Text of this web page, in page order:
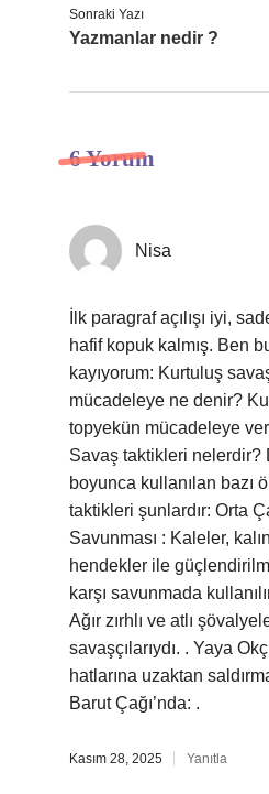
Sonraki Yazı
Yazmanlar nedir ?
6 Yorum
Nisa
İlk paragraf açılışı iyi,
hafif kopuk kalmış. Ben
kayıyorum: Kurtuluş
mücadeleye ne denir?
topyekün mücadeleye
Savaş taktikleri nelerdir?
boyunca kullanılan bazı
taktikleri şunlardır: Orta
Savunması : Kaleler,
hendekler ile
karşı savunmada
Ağır zırhlı ve atlı
savaşçılarıydı. . Yaya
hatlarına uzaktan
Barut Çağı’nda: .
Kasım 28, 2025 Yanıtla